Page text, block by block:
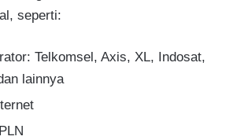
seperti:
Telkomsel, Axis, XL, Indosat,
lainnya